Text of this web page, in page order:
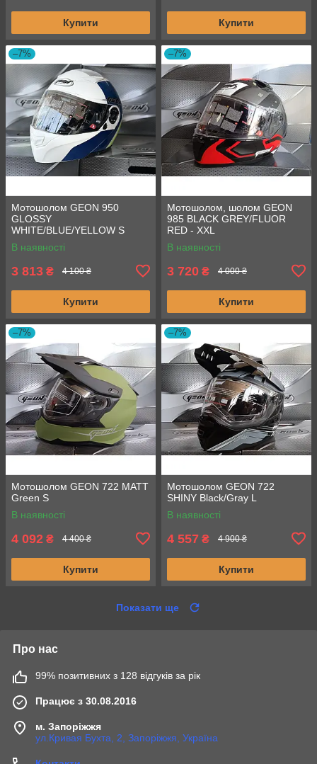
Купити Купити
–7%
Мотошолом GEON 950
GLOSSY
WHITE/BLUE/YELLOW S
В наявності
3 813 ₴ 4 100 ₴
Купити
–7%
Мотошолом, шолом GEON
985 BLACK GREY/FLUOR
RED - XXL
В наявності
3 720 ₴ 4 000 ₴
Купити
–7%
Мотошолом GEON 722 MATT
Green S
В наявності
4 092 ₴ 4 400 ₴
Купити
–7%
Мотошолом GEON 722
SHINY Black/Gray L
В наявності
4 557 ₴ 4 900 ₴
Купити
Показати ще
Про нас
99% позитивних з 128 відгуків за рік
Працює з 30.08.2016
м. Запоріжжя
ул.Кривая Бухта, 2, Запоріжжя, Україна